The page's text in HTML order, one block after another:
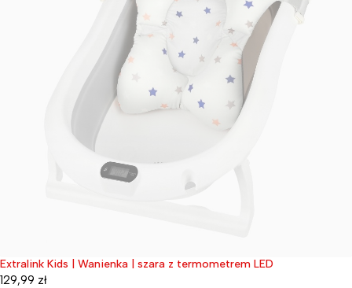
Wyprzedane
Extralink Kids | Wanienka | szara z termometrem LED
129,99 zł